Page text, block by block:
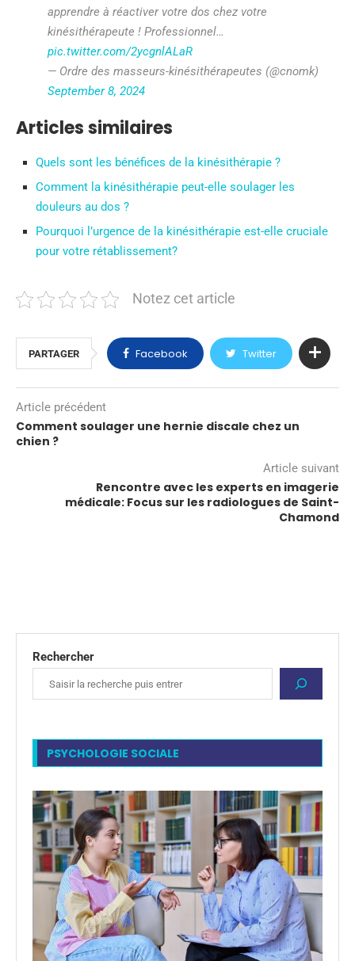
apprendre à réactiver votre dos chez votre
kinésithérapeute ! Professionnel…
pic.twitter.com/2ycgnlALaR
— Ordre des masseurs-kinésithérapeutes (@cnomk)
September 8, 2024
Articles similaires
Quels sont les bénéfices de la kinésithérapie ?
Comment la kinésithérapie peut-elle soulager les
douleurs au dos ?
Pourquoi l’urgence de la kinésithérapie est-elle cruciale
pour votre rétablissement?
Notez cet article
PARTAGER Facebook Twitter
Article précédent
Comment soulager une hernie discale chez un
chien ?
Article suivant
Rencontre avec les experts en imagerie
médicale: Focus sur les radiologues de Saint-
Chamond
Rechercher
PSYCHOLOGIE SOCIALE